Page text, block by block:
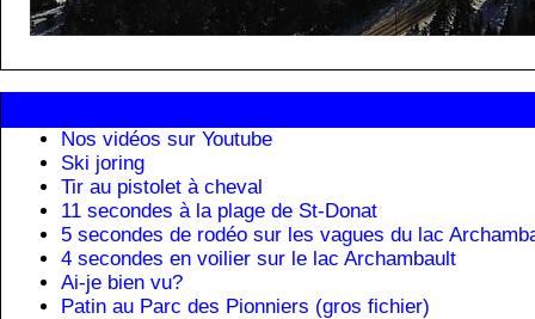
Nos vidéos sur Youtube
Ski joring
Tir au pistolet à cheval
11 secondes à la plage de St-Donat
5 secondes de rodéo sur les vagues du lac
4 secondes en voilier sur le lac Archambault
Ai-je bien vu?
Patin au Parc des Pionniers (gros fichier)